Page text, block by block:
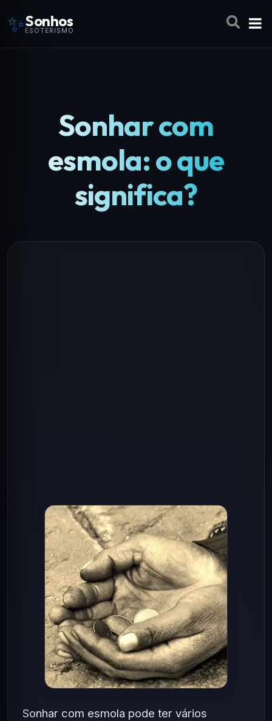
✨Sonhos
ESOTERISMO
Sonhar com
esmola: o que
significa?
Sonhar com esmola pode ter vários